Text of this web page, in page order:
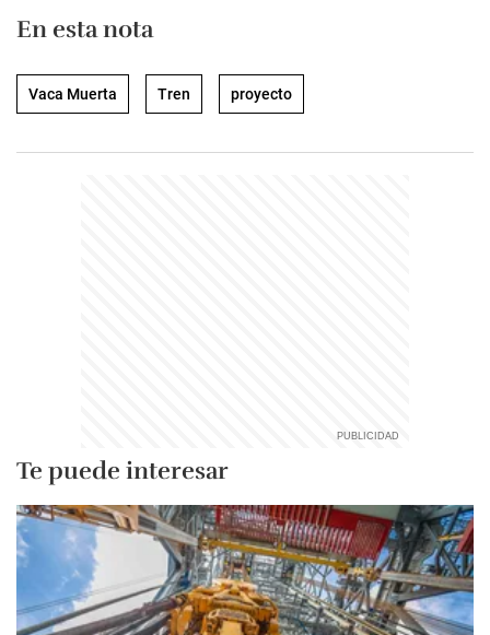
En esta nota
Vaca Muerta Tren proyecto
Te puede interesar